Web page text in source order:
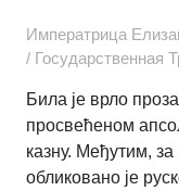
Императрица
/ Государственная
Била је врло
просвећеном
казну. Међутим,
обликовано је